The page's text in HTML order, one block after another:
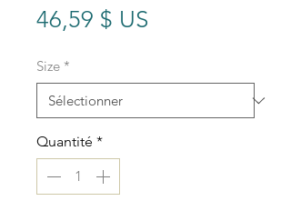
46,59 $ US
Size *
Quantité *